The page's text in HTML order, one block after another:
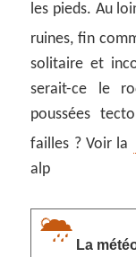
les pieds. Au
ruines, fin
solitaire et
serait-ce le
poussées
failles ? Voir la
alp
La